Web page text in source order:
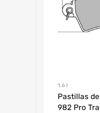
1.6 I
Pastillas
982 Pro